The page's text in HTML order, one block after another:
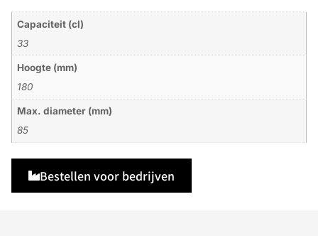
Capaciteit (cl)
33
Hoogte (mm)
180
Max. diameter (mm)
85
Bestellen voor bedrijven